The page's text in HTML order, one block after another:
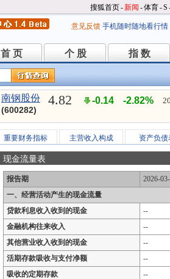
搜狐首页-新闻 -体育-S
意见反馈 手机随时随地看行情
首 页
首 页 个 股
个 股 指 数
指 数
南钢股份
(600282)
4.82 -0.14 -2.82%
重要财务指标 主营收入构成 资产负债
现金流量表
报告期
2026-
一、经营活动产生的现金流量
贷款利息收入收到的现金
--
金融机构往来收入
--
其他营业收入收到的现金
--
活期存款吸收与支付净额
--
吸收的定期存款
--